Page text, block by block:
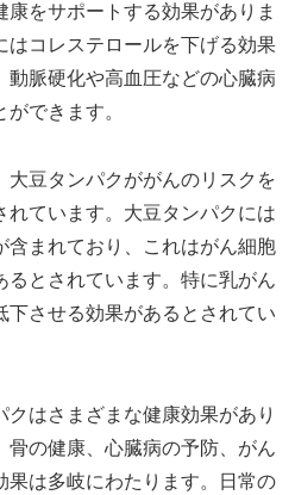
をサポートする効果がありま
はコレステロールを下げる効果
動脈硬化や高血圧などの心臓病
できます。
大豆タンパクががんのリスクを
れています。大豆タンパクには
含まれており、これはがん細胞
るとされています。特に乳がん
下させる効果があるとされてい
クはさまざまな健康効果があり
骨の健康、心臓病の予防、がん
果は多岐にわたります。日常の